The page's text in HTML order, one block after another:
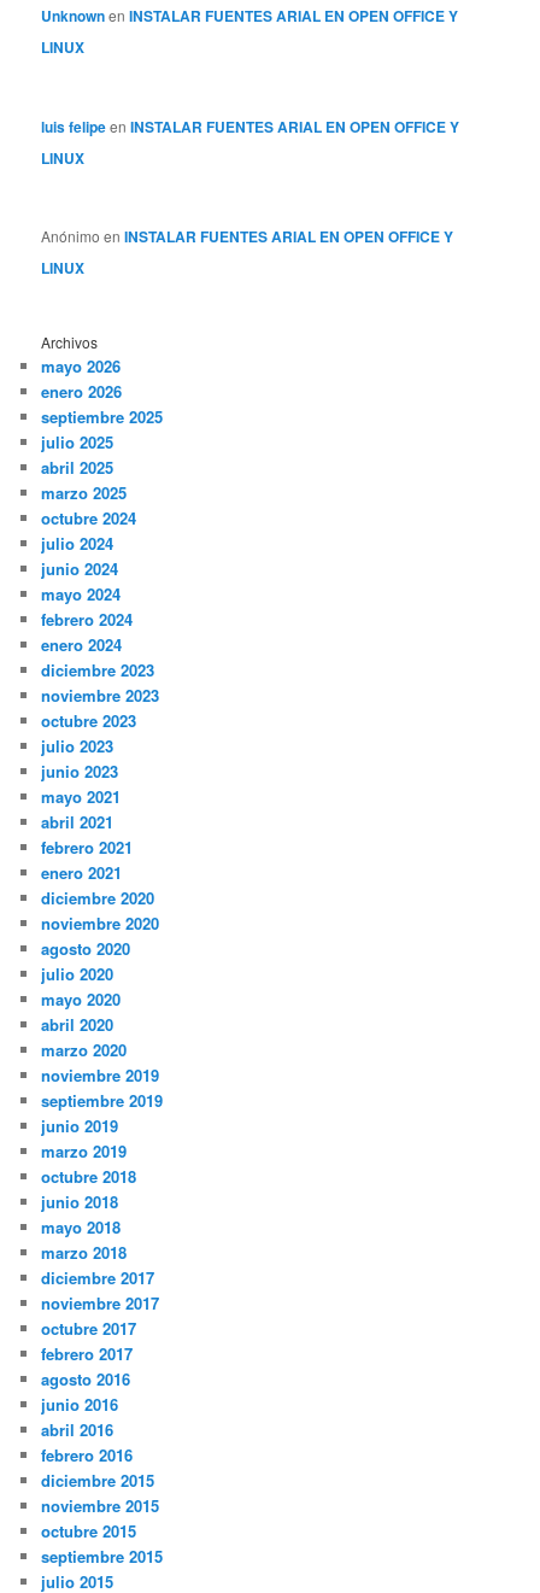
UnknownenINSTALAR FUENTES ARIAL EN OPEN OFFICE Y
LINUX
luis felipeenINSTALAR FUENTES ARIAL EN OPEN OFFICE Y
LINUX
Anónimo enINSTALAR FUENTES ARIAL EN OPEN OFFICE Y
LINUX
Archivos
mayo 2026
enero 2026
septiembre 2025
julio 2025
abril 2025
marzo 2025
octubre 2024
julio 2024
junio 2024
mayo 2024
febrero 2024
enero 2024
diciembre 2023
noviembre 2023
octubre 2023
julio 2023
junio 2023
mayo 2021
abril 2021
febrero 2021
enero 2021
diciembre 2020
noviembre 2020
agosto 2020
julio 2020
mayo 2020
abril 2020
marzo 2020
noviembre 2019
septiembre 2019
junio 2019
marzo 2019
octubre 2018
junio 2018
mayo 2018
marzo 2018
diciembre 2017
noviembre 2017
octubre 2017
febrero 2017
agosto 2016
junio 2016
abril 2016
febrero 2016
diciembre 2015
noviembre 2015
octubre 2015
septiembre 2015
julio 2015